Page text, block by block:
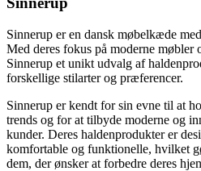
Sinnerup er en dansk møbelkæde
Med deres fokus på moderne
Sinnerup et unikt udvalg af
forskellige stilarter og præferencer.
Sinnerup er kendt for sin evne til at
trends og for at tilbyde moderne og
kunder. Deres haldenprodukter er
komfortable og funktionelle, hvilket
dem, der ønsker at forbedre deres